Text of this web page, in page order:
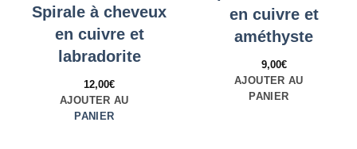
Spirale à cheveux
en cuivre et
labradorite
12,00€
AJOUTER AU
PANIER
en cuivre et
améthyste
9,00€
AJOUTER AU
PANIER